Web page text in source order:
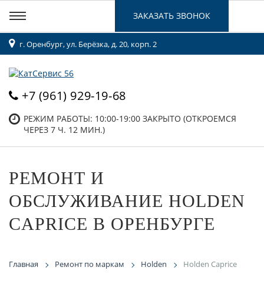
г. Оренбург, ул. Берёзка, д. 20, корп. 2
+7 (961) 929-19-68
РЕЖИМ РАБОТЫ: 10:00-19:00 ЗАКРЫТО (ОТКРОЕМСЯ
ЧЕРЕЗ 7 Ч. 12 МИН.)
ЗАКАЗАТЬ ЗВОНОК
РЕМОНТ И
ОБСЛУЖИВАНИЕ HOLDEN
CAPRICE В ОРЕНБУРГЕ
Главная Ремонт по маркам Holden Holden Caprice